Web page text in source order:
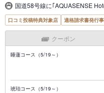
国道58号線に｢AQUASENSE
口コミ投稿特典対象店 適格請求書発行
クーポン
睡蓮コース（5/19～）
琥珀コース（5/19～）